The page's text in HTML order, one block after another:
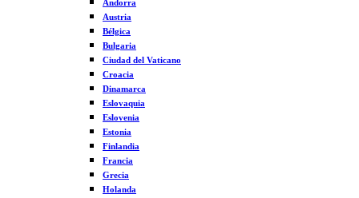
Andorra
Austria
Bélgica
Bulgaria
Ciudad del Vaticano
Croacia
Dinamarca
Eslovaquia
Eslovenia
Estonia
Finlandia
Francia
Grecia
Holanda